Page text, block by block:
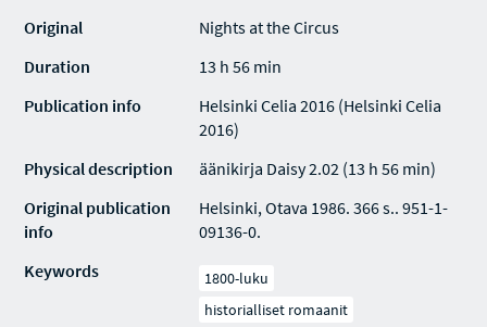
Original
Nights at the Circus
Duration
13 h 56 min
Publication info
Helsinki Celia 2016 (Helsinki Celia
2016)
Physical description
äänikirja Daisy 2.02 (13 h 56 min)
Original publication
info
Helsinki, Otava 1986. 366 s.. 951-1-
09136-0.
Keywords
1800-luku
historialliset romaanit